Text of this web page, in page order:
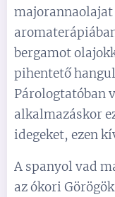
bergamot
pihentető
Párologtatóban
alkalmazáskor
idegeket, ezen
A spanyol vad
az ókori